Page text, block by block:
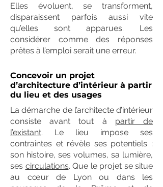
Elles évoluent, se transforment,
disparaissent parfois aussi vite
qu’elles sont apparues. Les
considérer comme des réponses
prêtes à l’emploi serait une erreur.
Concevoir un projet
d’architecture d’intérieur à partir
du lieu et des usages
La démarche de l’architecte d’intérieur
consiste avant tout à partir de
l’existant. Le lieu impose ses
contraintes et révèle ses potentiels :
son histoire, ses volumes, sa lumière,
ses circulations. Que le projet se situe
au cœur de Lyon ou dans les